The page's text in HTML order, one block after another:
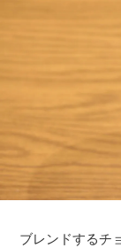
ブレンドするチ